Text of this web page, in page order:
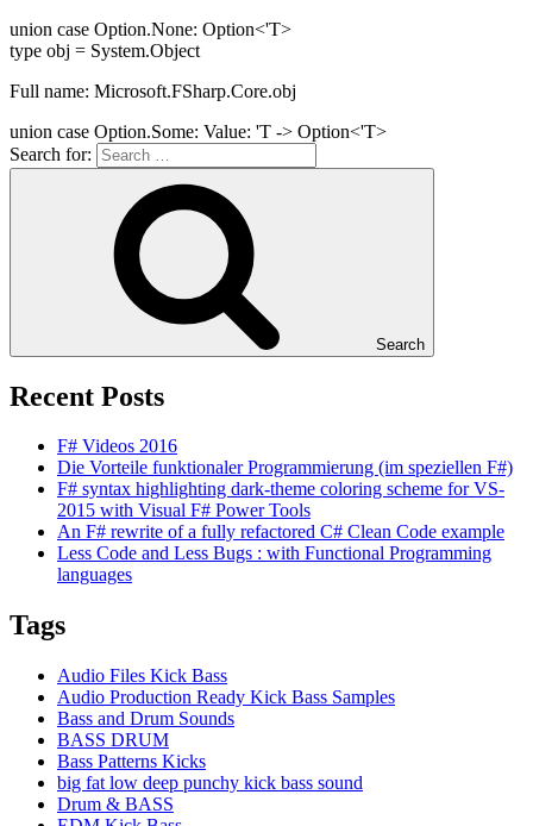
union case Option.None: Option<'T>
type obj = System.Object
Full name: Microsoft.FSharp.Core.obj
union case Option.Some: Value: 'T -> Option<'T>
Search for:
Search
Recent Posts
F# Videos 2016
Die Vorteile funktionaler Programmierung (im speziellen F#)
F# syntax highlighting dark-theme coloring scheme for VS-
2015 with Visual F# Power Tools
An F# rewrite of a fully refactored C# Clean Code example
Less Code and Less Bugs : with Functional Programming
languages
Tags
Audio Files Kick Bass
Audio Production Ready Kick Bass Samples
Bass and Drum Sounds
BASS DRUM
Bass Patterns Kicks
big fat low deep punchy kick bass sound
Drum & BASS